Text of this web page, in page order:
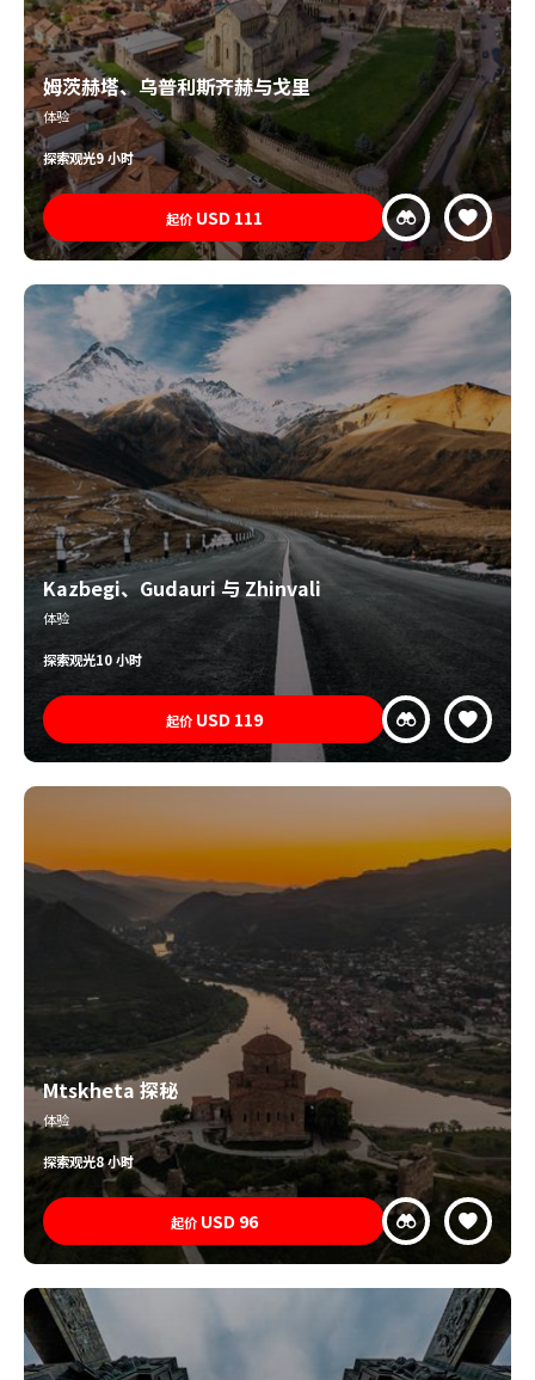
姆茨赫塔、乌普利斯齐赫与戈里
体验
探索观光9 小时
起价 USD 111
Kazbegi、Gudauri 与 Zhinvali
体验
探索观光10 小时
起价 USD 119
Mtskheta 探秘
体验
探索观光8 小时
起价 USD 96